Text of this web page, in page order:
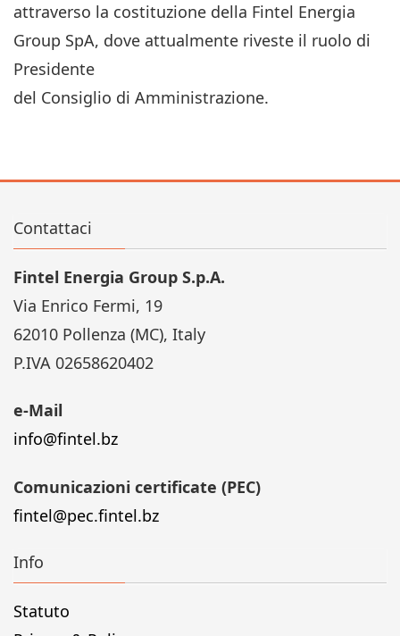
attraverso la costituzione della Fintel Energia
Group SpA, dove attualmente riveste il ruolo di
Presidente
del Consiglio di Amministrazione.
Contattaci
Fintel Energia Group S.p.A.
Via Enrico Fermi, 19
62010 Pollenza (MC), Italy
P.IVA 02658620402
e-Mail
info@fintel.bz
Comunicazioni certificate (PEC)
fintel@pec.fintel.bz
Info
Statuto